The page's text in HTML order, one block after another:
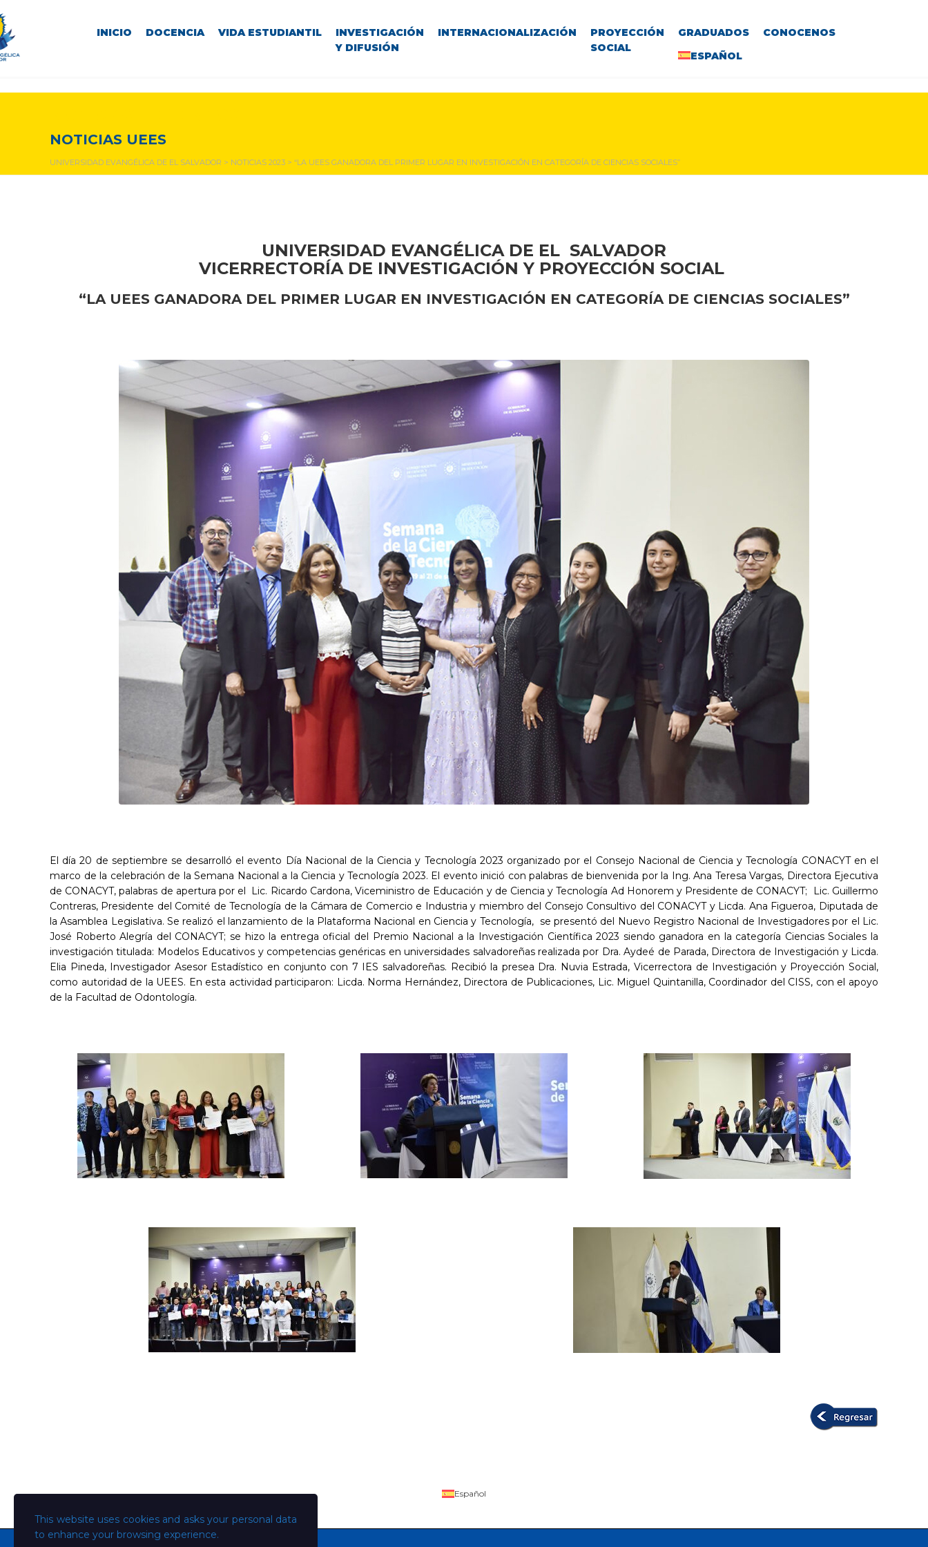
INICIO DOCENCIA VIDA ESTUDIANTIL
INVESTIGACIÓN
Y DIFUSIÓN
INTERNACIONALIZACIÓN
PROYECCIÓN
SOCIAL
GRADUADOS
CONOCENOS
ESPAÑOL
NOTICIAS UEES
UNIVERSIDAD EVANGÉLICA DE EL SALVADOR > NOTICIAS 2023 > “LA UEES GANADORA DEL PRIMER LUGAR EN INVESTIGACIÓN EN CATEGORÍA DE CIENCIAS SOCIALES”
UNIVERSIDAD EVANGÉLICA DE EL SALVADOR
VICERRECTORÍA DE INVESTIGACIÓN Y PROYECCIÓN SOCIAL
“LA UEES GANADORA DEL PRIMER LUGAR EN INVESTIGACIÓN EN CATEGORÍA DE CIENCIAS SOCIALES”
El día 20 de septiembre se desarrolló el evento Día Nacional de la Ciencia y Tecnología 2023 organizado por el Consejo Nacional de Ciencia y Tecnología CONACYT en el
marco de la celebración de la Semana Nacional a la Ciencia y Tecnología 2023. El evento inició con palabras de bienvenida por la Ing. Ana Teresa Vargas, Directora Ejecutiva
de CONACYT, palabras de apertura por el Lic. Ricardo Cardona, Viceministro de Educación y de Ciencia y Tecnología Ad Honorem y Presidente de CONACYT; Lic. Guillermo
Contreras, Presidente del Comité de Tecnología de la Cámara de Comercio e Industria y miembro del Consejo Consultivo del CONACYT y Licda. Ana Figueroa, Diputada de
la Asamblea Legislativa. Se realizó el lanzamiento de la Plataforma Nacional en Ciencia y Tecnología, se presentó del Nuevo Registro Nacional de Investigadores por el Lic.
José Roberto Alegría del CONACYT; se hizo la entrega oficial del Premio Nacional a la Investigación Científica 2023 siendo ganadora en la categoría Ciencias Sociales la
investigación titulada: Modelos Educativos y competencias genéricas en universidades salvadoreñas realizada por Dra. Aydeé de Parada, Directora de Investigación y Licda.
Elia Pineda, Investigador Asesor Estadístico en conjunto con 7 IES salvadoreñas. Recibió la presea Dra. Nuvia Estrada, Vicerrectora de Investigación y Proyección Social,
como autoridad de la UEES. En esta actividad participaron: Licda. Norma Hernández, Directora de Publicaciones, Lic. Miguel Quintanilla, Coordinador del CISS, con el apoyo
de la Facultad de Odontología.
This website uses cookies and asks your personal data
to enhance your browsing experience.
Español